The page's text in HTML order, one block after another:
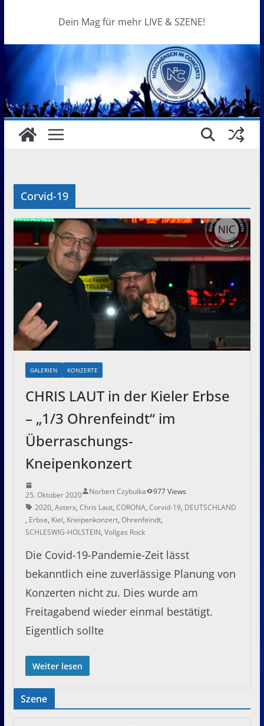
Dein Mag für mehr LIVE & SZENE!
Corvid-19
GALERIEN KONZERTE
CHRIS LAUT in der Kieler Erbse
– „1/3 Ohrenfeindt“ im
Überraschungs-
Kneipenkonzert
25. Oktober 2020 Norbert Czybulka
977 Views
2020, Asterx, Chris Laut, CORONA, Corvid-19, DEUTSCHLAND
, Erbse, Kiel, Kneipenkonzert, Ohrenfeindt,
SCHLESWIG-HOLSTEIN, Vollgas Rock
Die Covid-19-Pandemie-Zeit lässt
bekanntlich eine zuverlässige Planung von
Konzerten nicht zu. Dies wurde am
Freitagabend wieder einmal bestätigt.
Eigentlich sollte
Weiter lesen
Szene